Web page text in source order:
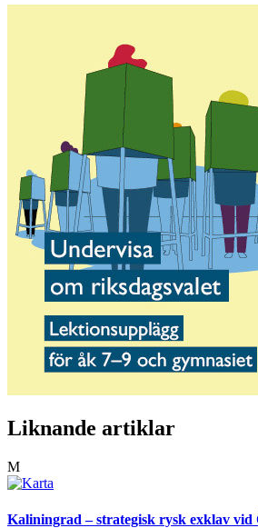
Liknande artiklar
M
Kaliningrad – strategisk rysk exklav vid